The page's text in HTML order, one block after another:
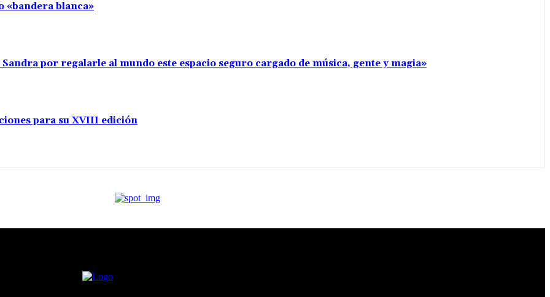
«bandera blanca»
por regalarle al mundo este espacio seguro cargado de música, gente y magia»
para su XVIII edición